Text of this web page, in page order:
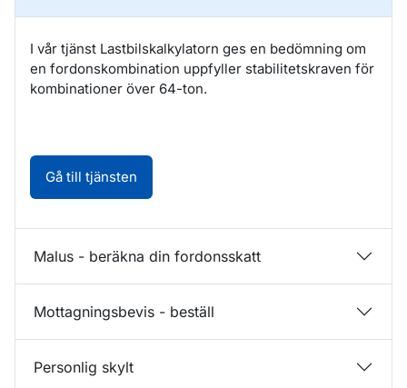
I vår tjänst Lastbilskalkylatorn ges en bedömning om
en fordonskombination uppfyller stabilitetskraven för
kombinationer över 64-ton.
Gå till tjänsten
Malus - beräkna din fordonsskatt
Mottagningsbevis - beställ
Personlig skylt